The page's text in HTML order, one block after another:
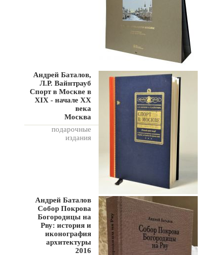
Андрей Баталов,
Л.Р. Вайнтрауб
Спорт в Москве в
XIX - начале XX
века
Москва
подарочные
издания
Андрей Баталов
Собор Покрова
Богородицы на
Рву: история и
иконография
архитектуры
2016